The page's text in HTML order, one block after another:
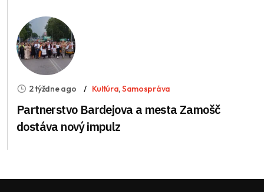
2 týždne ago Kultúra,Samospráva
Partnerstvo Bardejova a mesta Zamošč
dostáva nový impulz